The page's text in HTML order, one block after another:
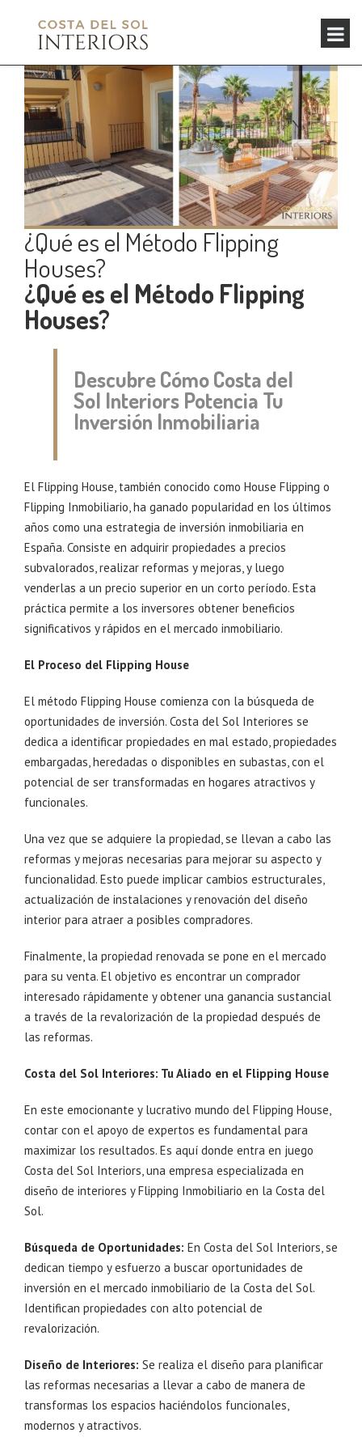
¿Qué es el Método Flipping
Houses?
¿Qué es el Método Flipping
Houses?
Descubre Cómo Costa del
Sol Interiors Potencia Tu
Inversión Inmobiliaria
El Flipping House, también conocido como House Flipping o
Flipping Inmobiliario, ha ganado popularidad en los últimos
años como una estrategia de inversión inmobiliaria en
España. Consiste en adquirir propiedades a precios
subvalorados, realizar reformas y mejoras, y luego
venderlas a un precio superior en un corto período. Esta
práctica permite a los inversores obtener beneficios
significativos y rápidos en el mercado inmobiliario.
El Proceso del Flipping House
El método Flipping House comienza con la búsqueda de
oportunidades de inversión. Costa del Sol Interiores se
dedica a identificar propiedades en mal estado, propiedades
embargadas, heredadas o disponibles en subastas, con el
potencial de ser transformadas en hogares atractivos y
funcionales.
Una vez que se adquiere la propiedad, se llevan a cabo las
reformas y mejoras necesarias para mejorar su aspecto y
funcionalidad. Esto puede implicar cambios estructurales,
actualización de instalaciones y renovación del diseño
interior para atraer a posibles compradores.
Finalmente, la propiedad renovada se pone en el mercado
para su venta. El objetivo es encontrar un comprador
interesado rápidamente y obtener una ganancia sustancial
a través de la revalorización de la propiedad después de
las reformas.
Costa del Sol Interiores: Tu Aliado en el Flipping House
En este emocionante y lucrativo mundo del Flipping House,
contar con el apoyo de expertos es fundamental para
maximizar los resultados. Es aquí donde entra en juego
Costa del Sol Interiors, una empresa especializada en
diseño de interiores y Flipping Inmobiliario en la Costa del
Sol.
Búsqueda de Oportunidades: En Costa del Sol Interiors, se
dedican tiempo y esfuerzo a buscar oportunidades de
inversión en el mercado inmobiliario de la Costa del Sol.
Identifican propiedades con alto potencial de
revalorización.
Diseño de Interiores: Se realiza el diseño para planificar
las reformas necesarias a llevar a cabo de manera de
transformas los espacios haciéndolos funcionales,
modernos y atractivos.